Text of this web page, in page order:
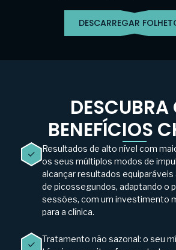
DESCARREGAR
DESCUBRA
BENEFÍCIOS
Resultados de alto nível com
os seus múltiplos modos de
alcançar resultados equiparáveis
de picossegundos, adaptando o
sessões, com um investimento
para a clínica.
Tratamento não sazonal: o seu